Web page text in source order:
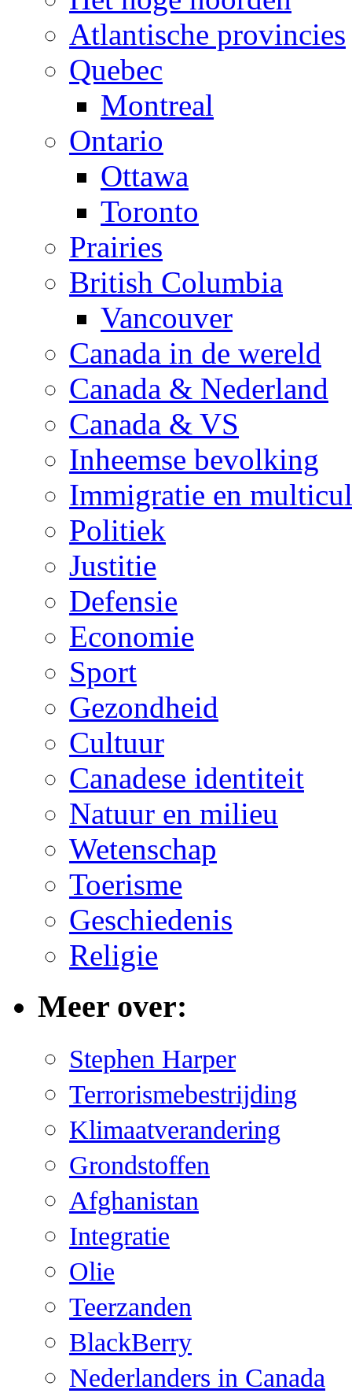
Atlantische provincies
Quebec
Montreal
Ontario
Ottawa
Toronto
Prairies
British Columbia
Vancouver
Canada in de wereld
Canada & Nederland
Canada & VS
Inheemse bevolking
Immigratie en
Politiek
Justitie
Defensie
Economie
Sport
Gezondheid
Cultuur
Canadese identiteit
Natuur en milieu
Wetenschap
Toerisme
Geschiedenis
Religie
Meer over:
Stephen Harper
Terrorismebestrijding
Klimaatverandering
Grondstoffen
Afghanistan
Integratie
Olie
Teerzanden
BlackBerry
Nederlanders in Canada